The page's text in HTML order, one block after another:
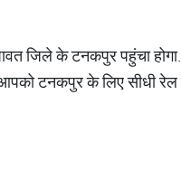
जिले के टनकपुर पहुंचा
टनकपुर के लिए सीधी रेल